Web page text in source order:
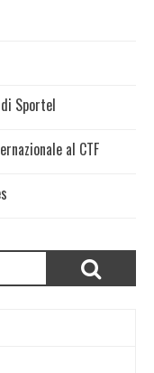
Sportel
al CTF